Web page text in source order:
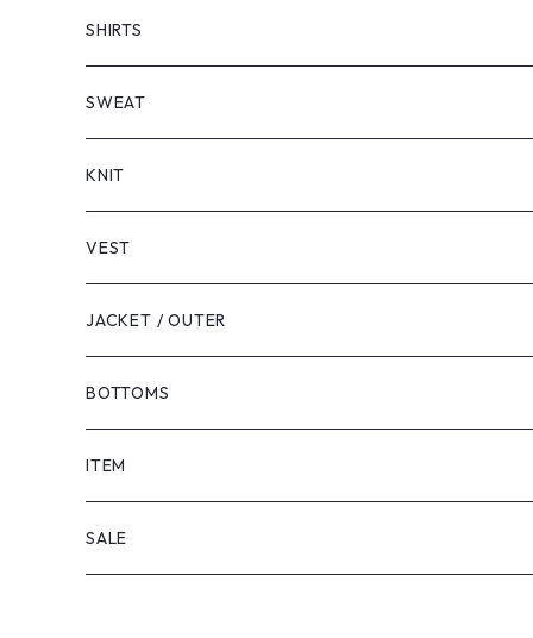
SHORT SLEEVE
LONG SLEEVE
SHIRTS
SHORT SLEEVE
LONG SLEEVE
SWEAT
KNIT
VEST
JACKET / OUTER
BOTTOMS
SHORTS
PANTS
ITEM
SALE